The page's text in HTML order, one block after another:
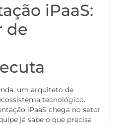
iPaaS:
de
um arquiteto de
tecnológico.
iPaaS chega no setor
já sabe o que precisa